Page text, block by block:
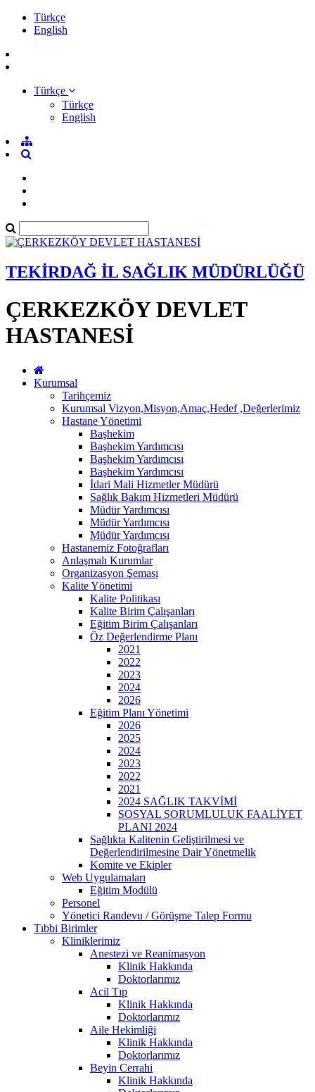
Türkçe
English
Türkçe
Türkçe
English
TEKİRDAĞ İL SAĞLIK MÜDÜRLÜĞÜ
ÇERKEZKÖY DEVLET
HASTANESİ
Kurumsal
Tarihçemiz
Kurumsal Vizyon,Misyon,Amaç,Hedef ,Değerlerimiz
Hastane Yönetimi
Başhekim
Başhekim Yardımcısı
Başhekim Yardımcısı
Başhekim Yardımcısı
İdari Mali Hizmetler Müdürü
Sağlık Bakım Hizmetleri Müdürü
Müdür Yardımcısı
Müdür Yardımcısı
Müdür Yardımcısı
Hastanemiz Fotoğrafları
Anlaşmalı Kurumlar
Organizasyon Şeması
Kalite Yönetimi
Kalite Politikası
Kalite Birim Çalışanları
Eğitim Birim Çalışanları
Öz Değerlendirme Planı
2021
2022
2023
2024
2026
Eğitim Planı Yönetimi
2026
2025
2024
2023
2022
2021
2024 SAĞLIK TAKVİMİ
SOSYAL SORUMLULUK FAALİYET
PLANI 2024
Sağlıkta Kalitenin Geliştirilmesi ve
Değerlendirilmesine Dair Yönetmelik
Komite ve Ekipler
Web Uygulamaları
Eğitim Modülü
Personel
Yönetici Randevu / Görüşme Talep Formu
Tıbbi Birimler
Kliniklerimiz
Anestezi ve Reanimasyon
Klinik Hakkında
Doktorlarımız
Acil Tıp
Klinik Hakkında
Doktorlarımız
Aile Hekimliği
Klinik Hakkında
Doktorlarımız
Beyin Cerrahi
Klinik Hakkında